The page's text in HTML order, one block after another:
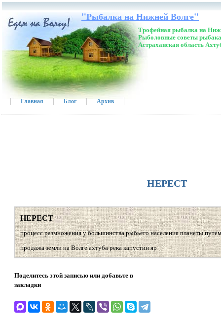
"Рыбалка на Нижней Волге"
Трофейная рыбалка на
Рыболовные советы
Астраханская область
Главная Блог Архив
НЕРЕСТ
НЕРЕСТ
процесс размножения у большинства рыбьего населения планеты
продажа земли на Волге ахтуба река капустин яр
Поделитесь этой записью или добавьте в
закладки